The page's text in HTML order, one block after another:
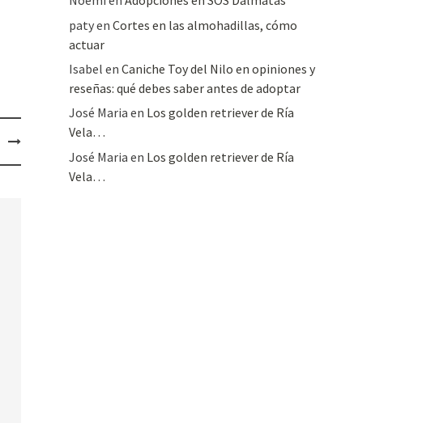
patyen Cortes en las almohadillas, cómo
actuar
Isabel en Caniche Toy del Nilo en opiniones y
reseñas: qué debes saber antes de adoptar
José Maria en Los golden retriever de Ría
Vela…
José Maria en Los golden retriever de Ría
Vela…